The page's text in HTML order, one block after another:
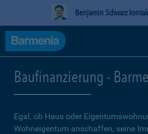
Benjamin Schwarz
Baufinanzierung -
Egal, ob Haus oder
Wohneigentum anschaffen, seine